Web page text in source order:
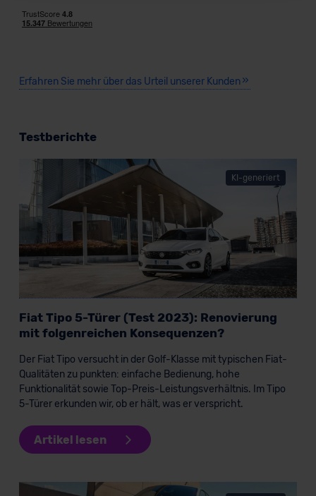
außerhalb der EU zu übermitteln oder dort verarbeiten zu
Grundlage eines Angemessenheitsbeschlusses der EU-
Kommission (Art. 45 Abs. 1 DSGVO), von
erteilen. Nähere Informationen zu den bestehenden
Datenschutzklauseln können Sie über den Kontakt zu
unserem Datenschutzbeauftragten unter
datenschutz@meinauto.de anfordern.
Impressum
Erfahren Sie mehr über das Urteil unserer Kunden
Testberichte
KI-generiert
Fiat Tipo 5-Türer (Test 2023): Renovierung
mit folgenreichen Konsequenzen?
Der Fiat Tipo versucht in der Golf-Klasse mit typischen Fiat-
Qualitäten zu punkten: einfache Bedienung, hohe
Funktionalität sowie Top-Preis-Leistungsverhältnis. Im Tipo
5-Türer erkunden wir, ob er hält, was er verspricht.
Artikel lesen